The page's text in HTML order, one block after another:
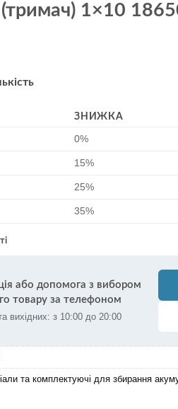
1×10
ЗНИЖКА
0%
15%
25%
35%
або допомога з вибором
товару за телефоном
вихідних: з 10:00 до 20:00
та комплектуючі для збирання